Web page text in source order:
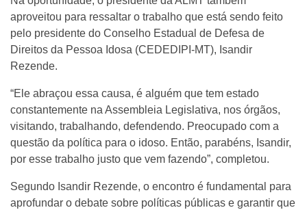
aproveitou para ressaltar o trabalho que está sendo feito
pelo presidente do Conselho Estadual de Defesa de
Direitos da Pessoa Idosa (CEDEDIPI-MT), Isandir
Rezende.
“Ele abraçou essa causa, é alguém que tem estado
constantemente na Assembleia Legislativa, nos órgãos,
visitando, trabalhando, defendendo. Preocupado com a
questão da política para o idoso. Então, parabéns, Isandir,
por esse trabalho justo que vem fazendo”, completou.
Segundo Isandir Rezende, o encontro é fundamental para
aprofundar o debate sobre políticas públicas e garantir que